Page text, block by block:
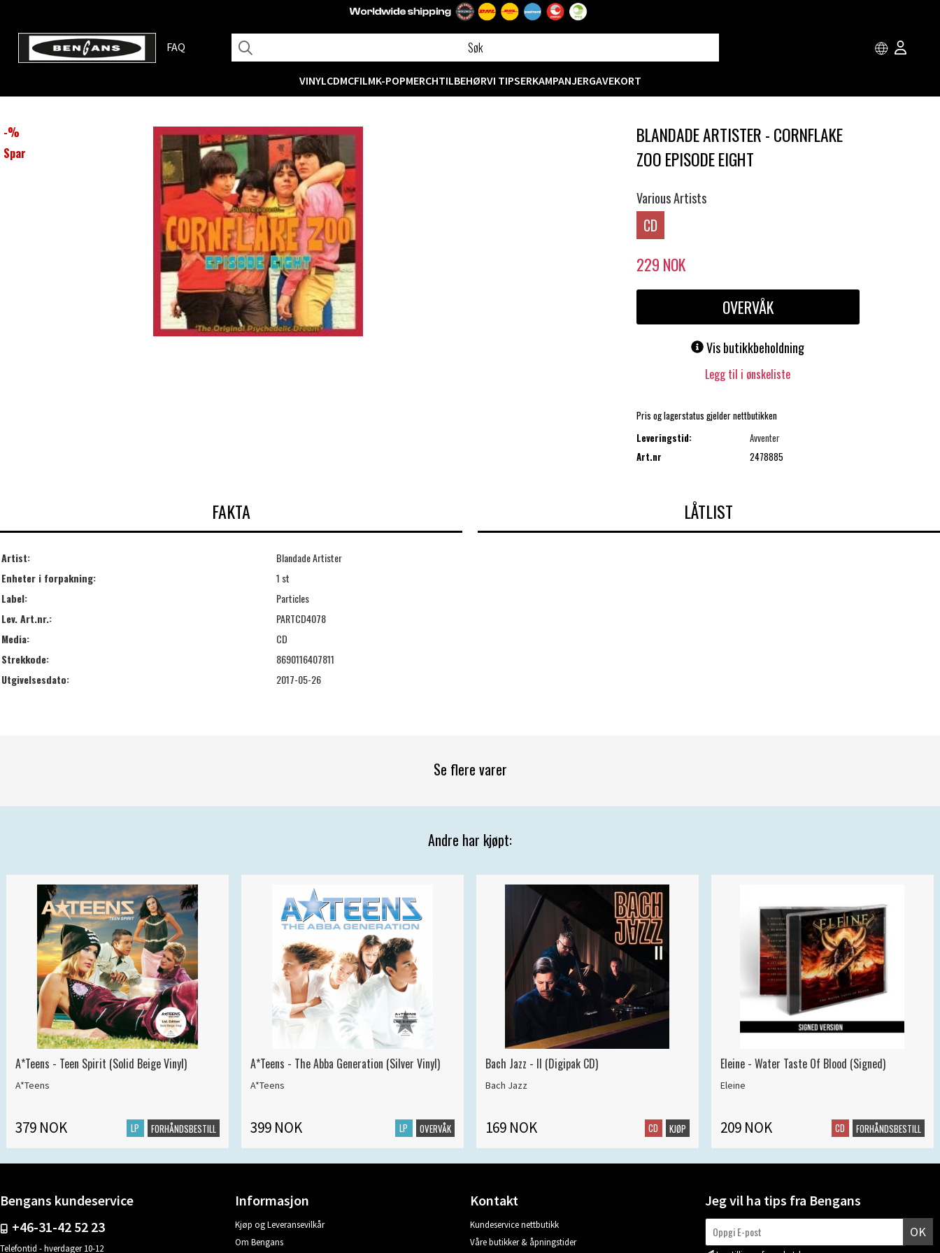
FAQ
VINYLCDMCFILMK-POPMERCHTILBEHØRVI TIPSERKAMPANJERGAVEKORT
-%
Spar
BLANDADE ARTISTER - CORNFLAKE
ZOO EPISODE EIGHT
Various Artists
CD
229 NOK
OVERVÅK
Vis butikkbeholdning
Legg til i ønskeliste
Pris og lagerstatus gjelder nettbutikken
Leveringstid:
Avventer
Art.nr
2478885
FAKTA
Artist:
Blandade Artister
Enheter i forpakning:
1 st
Label:
Particles
Lev. Art.nr.:
PARTCD4078
Media:
CD
Strekkode:
8690116407811
Utgivelsesdato:
2017-05-26
LÅTLIST
Se flere varer
Andre har kjøpt:
A*Teens - Teen Spirit (Solid Beige Vinyl)
A*Teens
379 NOK LP FORHÅNDSBESTILL
A*Teens - The Abba Generation (Silver Vinyl)
A*Teens
399 NOK LP OVERVÅK
Bach Jazz - II (Digipak CD)
Bach Jazz
169 NOK CD KJØP
Eleine - Water Taste Of Blood (Signed)
Eleine
209 NOK CD FORHÅNDSBESTILL
Bengans kundeservice
+46-31-42 52 23
Telefontid - hverdager 10-12
Informasjon
Kjøp og Leveransevilkår
Om Bengans
Kontakt
Kundeservice nettbutikk
Våre butikker & åpningstider
Jeg vil ha tips fra Bengans
OK